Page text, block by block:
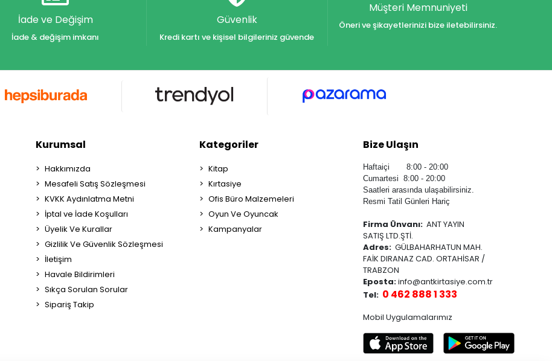
İade ve Değişim
İade & değişim imkanı
Güvenlik
Kredi kartı ve kişisel bilgileriniz güvende
Müşteri Memnuniyeti
Öneri ve şikayetlerinizi bize iletebilirsiniz.
Kurumsal
Hakkımızda
Mesafeli Satış Sözleşmesi
KVKK Aydınlatma Metni
İptal ve İade Koşulları
Üyelik Ve Kurallar
Gizlilik Ve Güvenlik Sözleşmesi
İletişim
Havale Bildirimleri
Sıkça Sorulan Sorular
Sipariş Takip
Kategoriler
Kitap
Kırtasiye
Ofis Büro Malzemeleri
Oyun Ve Oyuncak
Kampanyalar
Bize Ulaşın
Haftaiçi 8:00 - 20:00
Cumartesi 8:00 - 20:00
Saatleri arasında ulaşabilirsiniz.
Resmi Tatil Günleri Hariç
Firma Ünvanı: ANT YAYIN
SATIŞ LTD.ŞTİ.
Adres: GÜLBAHARHATUN MAH.
FAİK DIRANAZ CAD. ORTAHİSAR /
TRABZON
Eposta:info@antkirtasiye.com.tr
Tel: 0 462 888 1 333
Mobil Uygulamalarımız